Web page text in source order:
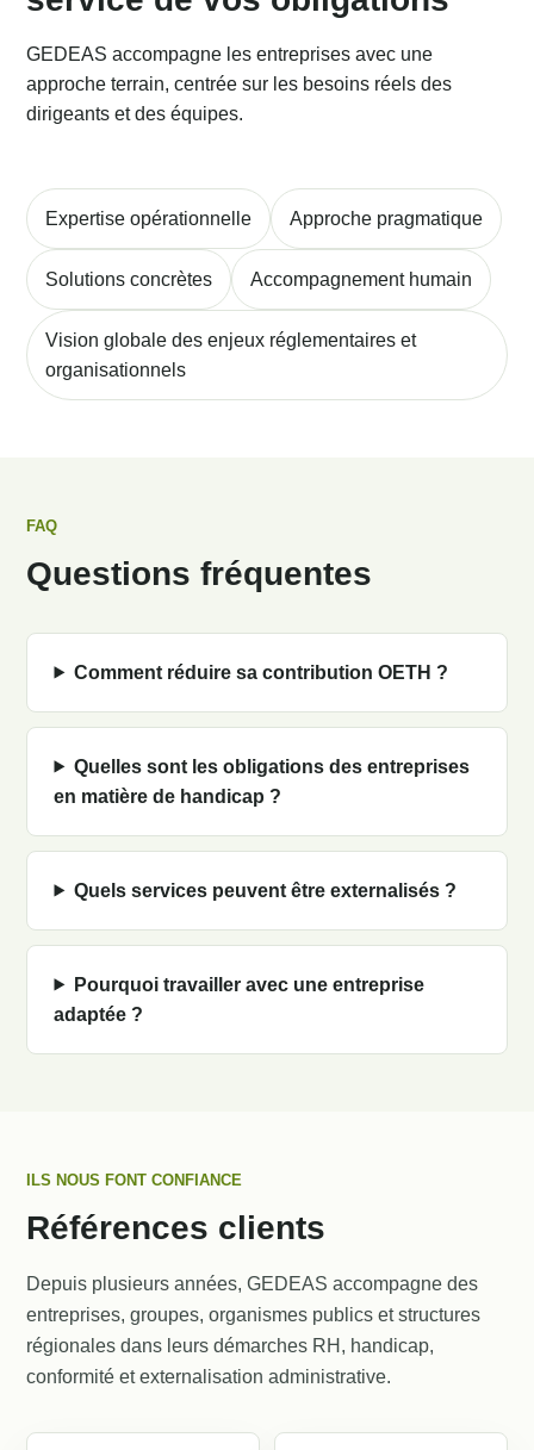
GEDEAS accompagne les entreprises avec une
approche terrain, centrée sur les besoins réels des
dirigeants et des équipes.
Expertise opérationnelle Approche pragmatique
Solutions concrètes Accompagnement humain
Vision globale des enjeux réglementaires et
organisationnels
FAQ
Questions fréquentes
Comment réduire sa contribution OETH ?
Quelles sont les obligations des entreprises
en matière de handicap ?
Quels services peuvent être externalisés ?
Pourquoi travailler avec une entreprise
adaptée ?
ILS NOUS FONT CONFIANCE
Références clients
Références clients GEDEAS
Depuis plusieurs années, GEDEAS accompagne des
entreprises, groupes, organismes publics et structures
régionales dans leurs démarches RH, handicap,
conformité et externalisation administrative.